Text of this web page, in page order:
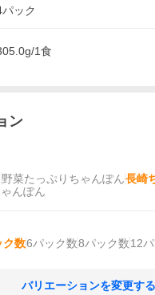
パック
1食
ン
野菜たっぷりちゃんぽん長崎
んぽん
ク数6パック数8パック数12
バリエーションを変更する